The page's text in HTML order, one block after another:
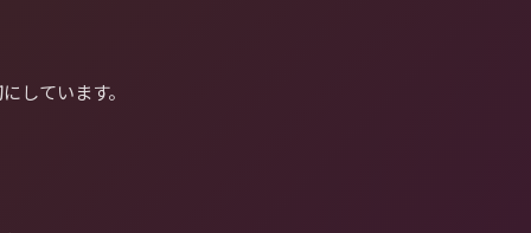
しています。